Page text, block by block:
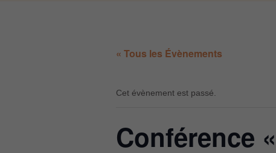
« Tous les Évènements
Cet évènement est passé.
Conférence